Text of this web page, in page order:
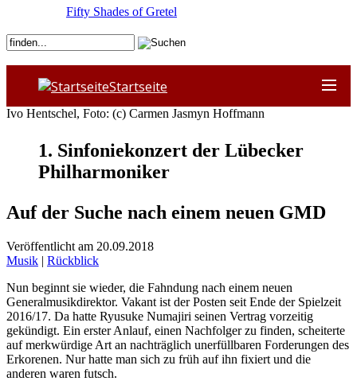
Startseite
Ivo Hentschel, Foto: (c) Carmen Jasmyn Hoffmann
1. Sinfoniekonzert der Lübecker
Philharmoniker
Auf der Suche nach einem neuen GMD
Veröffentlicht am 20.09.2018
Musik | Rückblick
Nun beginnt sie wieder, die Fahndung nach einem neuen
Generalmusikdirektor. Vakant ist der Posten seit Ende der Spielzeit
2016/17. Da hatte Ryusuke Numajiri seinen Vertrag vorzeitig
gekündigt. Ein erster Anlauf, einen Nachfolger zu finden, scheiterte
auf merkwürdige Art an nachträglich unerfüllbaren Forderungen des
Erkorenen. Nur hatte man sich zu früh auf ihn fixiert und die
anderen waren futsch.
Fifty Shades of Gretel